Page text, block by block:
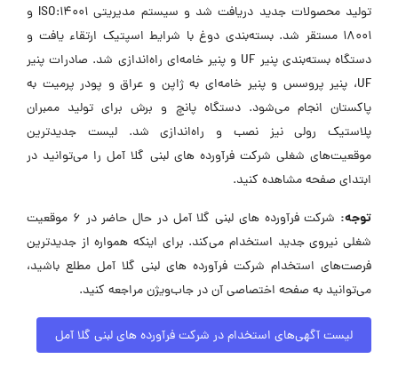
تولید محصولات جدید دریافت شد و سیستم مدیریتی ISO:14001 و
18001 مستقر شد. بسته‌بندی دوغ با شرایط اسپتیک ارتقاء یافت و
دستگاه بسته‌بندی پنیر UF و پنیر خامه‌ای راه‌اندازی شد. صادرات پنیر
UF، پنیر پروسس و پنیر خامه‌ای به ژاپن و عراق و پودر پرمیت به
پاکستان انجام می‌شود. دستگاه پانچ و برش برای تولید ممبران
پلاستیک رولی نیز نصب و راه‌اندازی شد. لیست جدیدترین
موقعیت‌های شغلی شرکت فرآورده های لبنی گلا آمل را می‌توانید در
ابتدای صفحه مشاهده کنید.
توجه:
شرکت فرآورده های لبنی گلا آمل در حال حاضر در ۶ موقعیت
شغلی نیروی جدید استخدام می‌کند. برای اینکه همواره از جدیدترین
فرصت‌های استخدام شرکت فرآورده های لبنی گلا آمل مطلع باشید،
می‌توانید به صفحه اختصاصی آن در جاب‌ویژن مراجعه کنید.
لیست آگهی‌های استخدام در شرکت فرآورده های لبنی گلا آمل